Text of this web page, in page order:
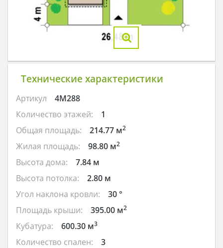
Технические характеристики
Артикул
4M288
Количество этажей:
1
Общая площадь:
214.77 м2
Жилая площадь: 98.80 м2
Высота дома:
7.84 м
Высота потолка:
2.80 м
Угол наклона кровли:
30 °
Площадь крыши:
395.00 м2
Кубатура: 600.30 м3
Количество спален:
3